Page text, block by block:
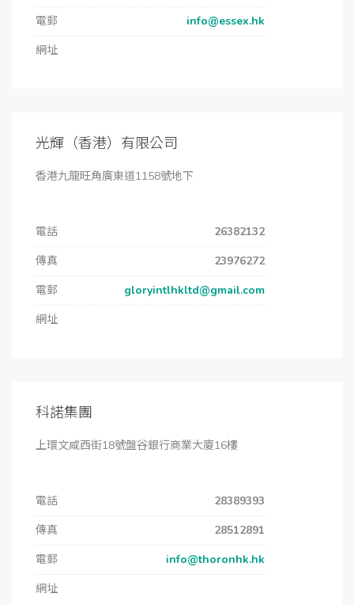
電郵
info@essex.hk
網址
光輝（香港）有限公司
香港九龍旺角廣東道1158號地下
電話
26382132
傳真
23976272
電郵
gloryintlhkltd@gmail.com
網址
科諾集團
上環文咸西街18號盤谷銀行商業大廈16樓
電話
28389393
傳真
28512891
電郵
info@thoronhk.hk
網址